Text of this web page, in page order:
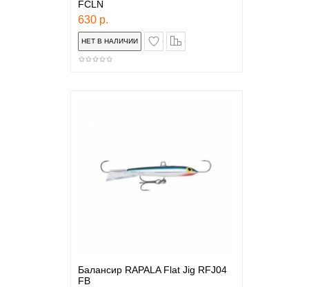
FCLN
630 р.
в закладки
Балансир RAPALA Flat Jig RFJ04
FB